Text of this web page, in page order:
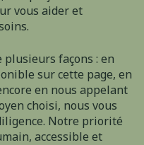
vous aider et
plusieurs façons : en
sur cette page, en
en nous appelant
choisi, nous vous
Notre priorité
accessible et